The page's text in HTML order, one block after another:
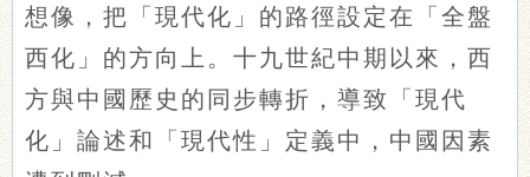
想像，把「現代化」的路徑設定在「全盤
西化」的方向上。十九世紀中期以來，西
方與中國歷史的同步轉折，導致「現代
化」論述和「現代性」定義中，中國因素